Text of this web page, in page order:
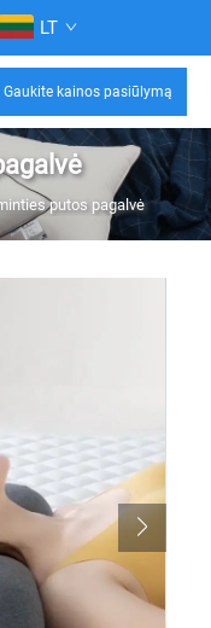
LT
Gaukite kainos pasiūlymą
putos pagalvė